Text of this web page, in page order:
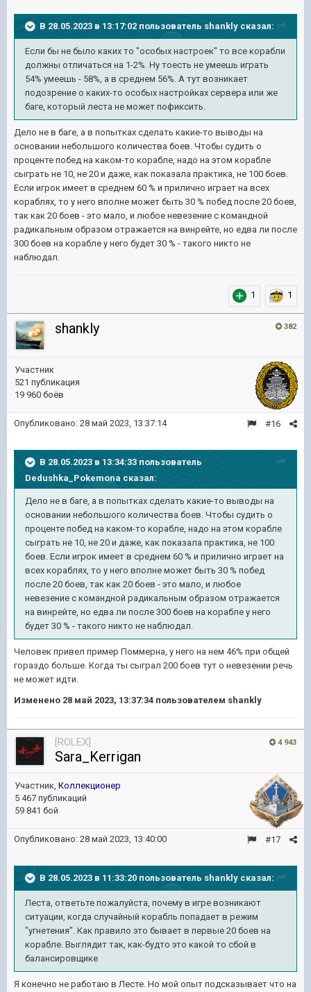
В 28.05.2023 в 13:17:02 пользователь shankly сказал:
Если бы не было каких то "особых настроек" то все корабли
должны отличаться на 1-2%. Ну тоесть не умеешь играть
54% умеешь - 58%, а в среднем 56%. А тут возникает
подозрение о каких-то особых настройках сервера или же
баге, который леста не может пофиксить.
Дело не в баге, а в попытках сделать какие-то выводы на
основании небольшого количества боев. Чтобы судить о
проценте побед на каком-то корабле, надо на этом корабле
сыграть не 10, не 20 и даже, как показала практика, не 100 боев.
Если игрок имеет в среднем 60 % и прилично играет на всех
кораблях, то у него вполне может быть 30 % побед после 20 боев,
так как 20 боев - это мало, и любое невезение с командной
радикальным образом отражается на винрейте, но едва ли после
300 боев на корабле у него будет 30 % - такого никто не
наблюдал.
1 1
382
shankly
Участник
521 публикация
19 960 боёв
#16
Опубликовано: 28 май 2023, 13:37:14
В 28.05.2023 в 13:34:33 пользователь
Dedushka_Pokemona сказал:
Дело не в баге, а в попытках сделать какие-то выводы на
основании небольшого количества боев. Чтобы судить о
проценте побед на каком-то корабле, надо на этом корабле
сыграть не 10, не 20 и даже, как показала практика, не 100
боев. Если игрок имеет в среднем 60 % и прилично играет на
всех кораблях, то у него вполне может быть 30 % побед
после 20 боев, так как 20 боев - это мало, и любое
невезение с командной радикальным образом отражается
на винрейте, но едва ли после 300 боев на корабле у него
будет 30 % - такого никто не наблюдал.
Человек привел пример Поммерна, у него на нем 46% при общей
гораздо больше. Когда ты сыграл 200 боев тут о невезении речь
не может идти.
Изменено 28 май 2023, 13:37:34 пользователем shankly
4 943
[ROLEX]
Sara_Kerrigan
Участник, Коллекционер
5 467 публикаций
59 841 бой
#17
Опубликовано: 28 май 2023, 13:40:00
В 28.05.2023 в 11:33:20 пользователь shankly сказал:
Леста, ответьте пожалуйста, почему в игре возникают
ситуации, когда случайный корабль попадает в режим
"угнетения". Как правило это бывает в первые 20 боев на
корабле. Выглядит так, как-будто это какой то сбой в
балансировщике
Я конечно не работаю в Лесте. Но мой опыт подсказывает что на